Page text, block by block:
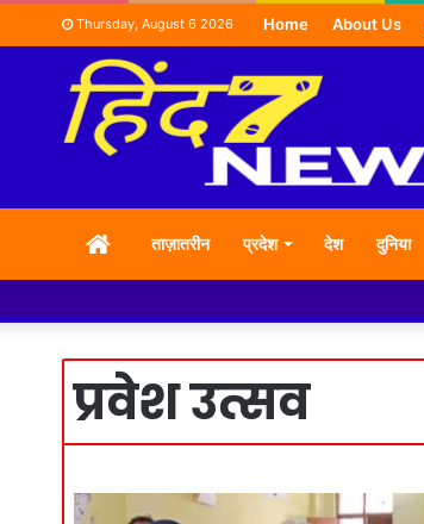
Thursday, August 6 2026 Home About Us
HOMEताज़ातरीन प्रदेश देश दुनिया
प्रवेश उत्सव